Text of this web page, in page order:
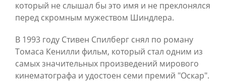
который не слышал бы это имя и не преклонялся
перед скромным мужеством Шиндлера.
В 1993 году Стивен Спилберг снял по роману
Томаса Кенилли фильм, который стал одним из
самых значительных произведений мирового
кинематографа и удостоен семи премий "Оскар".